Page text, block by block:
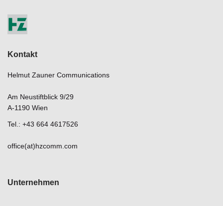
Kontakt
Helmut Zauner Communications
Am Neustiftblick 9/29
A-1190 Wien
Tel.: +43 664 4617526
office(at)hzcomm.com
Unternehmen